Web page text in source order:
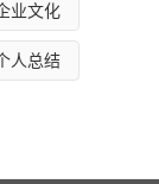
大家都已经迫
育老师一声哨
油！加油！”拉
到我们班了，
业文化
人总结